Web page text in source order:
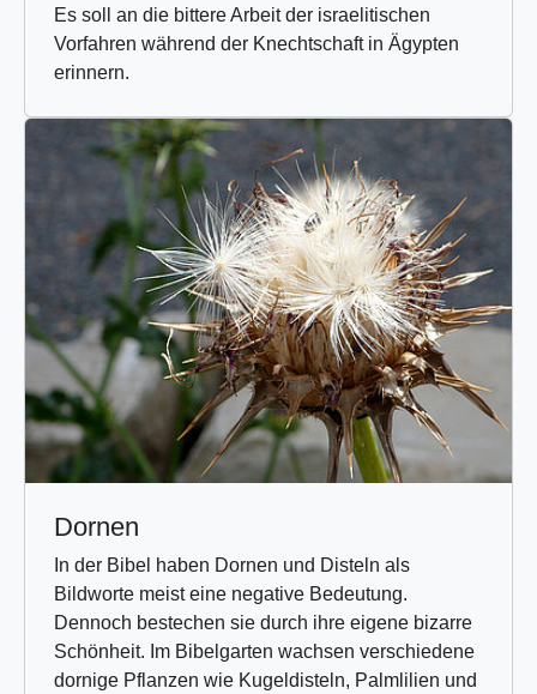
Es soll an die bittere Arbeit der israelitischen
Vorfahren während der Knechtschaft in Ägypten
erinnern.
Dornen
In der Bibel haben Dornen und Disteln als
Bildworte meist eine negative Bedeutung.
Dennoch bestechen sie durch ihre eigene bizarre
Schönheit. Im Bibelgarten wachsen verschiedene
dornige Pflanzen wie Kugeldisteln, Palmlilien und